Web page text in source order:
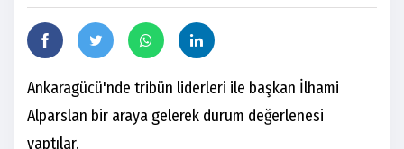
Ankaragücü'nde tribün liderleri ile başkan İlhami
Alparslan bir araya gelerek durum değerlenesi
yaptılar.